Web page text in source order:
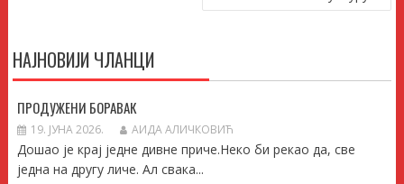
НАЈНОВИЈИ ЧЛАНЦИ
ПРОДУЖЕНИ БОРАВАК
19. ЈУНА 2026. АИДА АЛИЧКОВИЋ
Дошао је крај једне дивне приче.Неко би рекао да, све
једна на другу личе. Ал свака...